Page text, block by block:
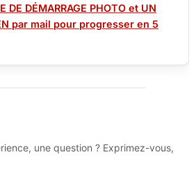
DE DÉMARRAGE PHOTO et UN
par mail pour progresser en 5
une question ? Exprimez-vous,